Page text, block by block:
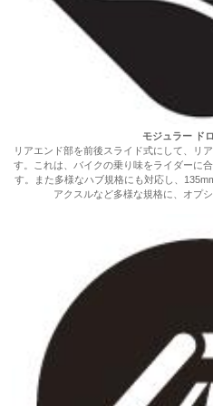
モジュラー ド
リアエンド部を前後スライド式にして、リ
す。これは、バイクの乗り味をライダーに
す。また多様なハブ規格にも対応し、
アクスルなど多様な規格に、オプ